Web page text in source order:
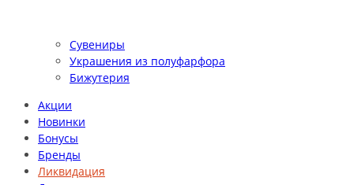
Сувениры
Украшения из полуфарфора
Бижутерия
Акции
Новинки
Бонусы
Бренды
Ликвидация